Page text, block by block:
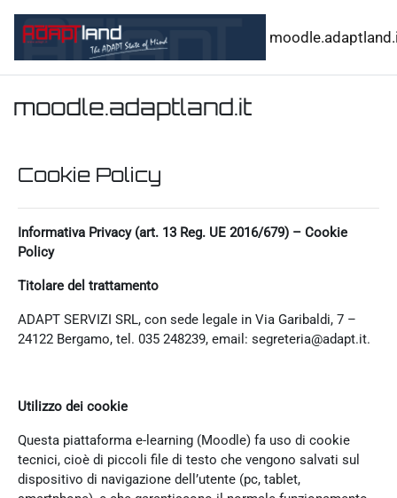
moodle.adaptland.it
Cookie Policy
Informativa Privacy (art. 13 Reg. UE 2016/679) – Cookie
Policy
Titolare del trattamento
ADAPT SERVIZI SRL, con sede legale in Via Garibaldi, 7 –
24122 Bergamo, tel. 035 248239, email: segreteria@adapt.it.
Utilizzo dei cookie
Questa piattaforma e-learning (Moodle) fa uso di cookie
tecnici, cioè di piccoli file di testo che vengono salvati sul
dispositivo di navigazione dell’utente (pc, tablet,